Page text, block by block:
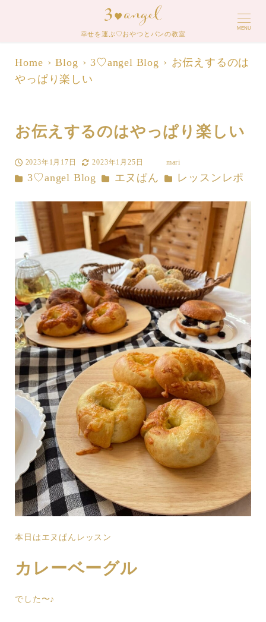
幸せを運ぶ♡おやつとパンの教室
MENU
Home Blog 3♡angel Blog
お伝えするのは
やっぱり楽しい
お伝えするのはやっぱり楽しい
投稿日
2023年1月17日
更新日
2023年1月25日
者
mari
カテゴリー
3♡angel Blog カテゴリー
エヌぱん カテゴリー
レッスンレポ
本日はエヌぱんレッスン
カレーベーグル
でした〜♪